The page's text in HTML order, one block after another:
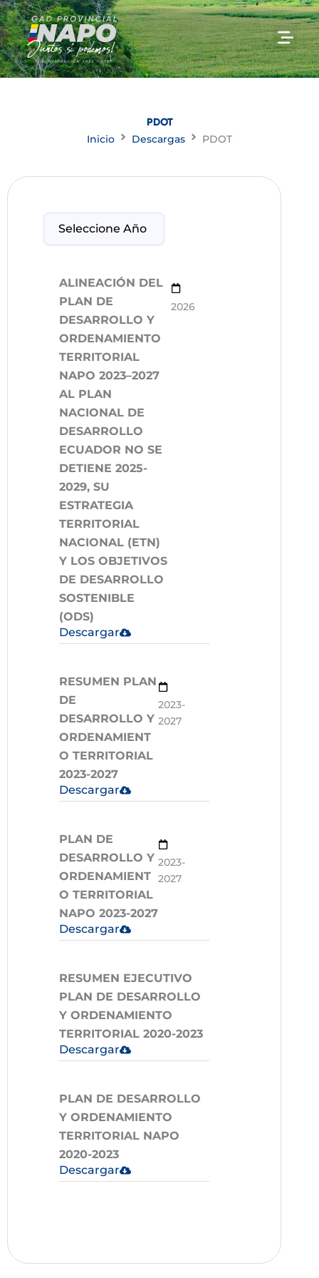
Ir
al
contenido
PDOT
Inicio
Descargas PDOT
ALINEACIÓN DEL
PLAN DE
DESARROLLO Y
ORDENAMIENTO
TERRITORIAL
NAPO 2023–2027
AL PLAN
NACIONAL DE
DESARROLLO
ECUADOR NO SE
DETIENE 2025-
2029, SU
ESTRATEGIA
TERRITORIAL
NACIONAL (ETN)
Y LOS OBJETIVOS
DE DESARROLLO
SOSTENIBLE
(ODS)
2026
Descargar
RESUMEN PLAN
DE
DESARROLLO Y
ORDENAMIENT
O TERRITORIAL
2023-2027
2023-
2027
Descargar
PLAN DE
DESARROLLO Y
ORDENAMIENT
O TERRITORIAL
NAPO 2023-2027
2023-
2027
Descargar
RESUMEN EJECUTIVO
PLAN DE DESARROLLO
Y ORDENAMIENTO
TERRITORIAL 2020-2023
Descargar
PLAN DE DESARROLLO
Y ORDENAMIENTO
TERRITORIAL NAPO
2020-2023
Descargar